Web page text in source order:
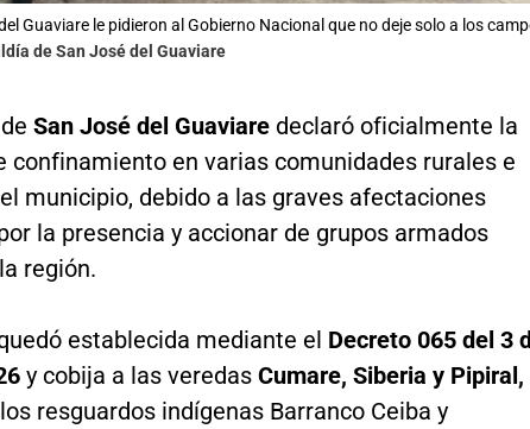
Guaviare le pidieron al Gobierno Nacional que no deje solo a los
de San José del Guaviare
San José del Guaviare declaró oficialmente la
confinamiento en varias comunidades rurales e
municipio, debido a las graves afectaciones
la presencia y accionar de grupos armados
región.
establecida mediante el Decreto 065 del 3
y cobija a las veredas Cumare, Siberia y Pipiral,
resguardos indígenas Barranco Ceiba y